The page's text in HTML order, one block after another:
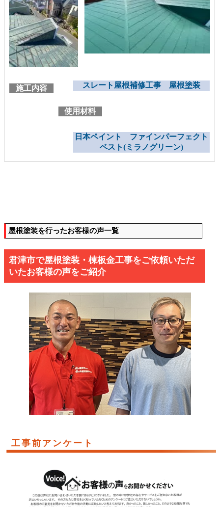
施工内容 スレート屋根補修工事 屋根塗装
使用材料
日本ペイント ファインパーフェクト
ベスト(ミラノグリーン)
屋根塗装を行ったお客様の声一覧
君津市で屋根塗装・棟板金工事をご依頼いただ
いたお客様の声をご紹介
工事前アンケート